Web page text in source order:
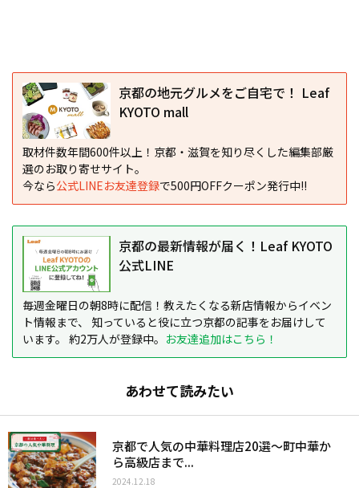
京都の地元グルメをご自宅で！ Leaf
KYOTO mall
取材件数年間600件以上！京都・滋賀を知り尽くした編集部厳
選のお取り寄せサイト。
今なら公式LINEお友達登録で500円OFFクーポン発行中!!
京都の最新情報が届く！Leaf KYOTO
公式LINE
毎週金曜日の朝8時に配信！教えたくなる新店情報からイベン
ト情報まで、 知っていると役に立つ京都の記事をお届けして
います。 約2万人が登録中。 お友達追加はこちら！
あわせて読みたい
京都で人気の中華料理店20選〜町中華か
ら高級店まで...
2024.12.18